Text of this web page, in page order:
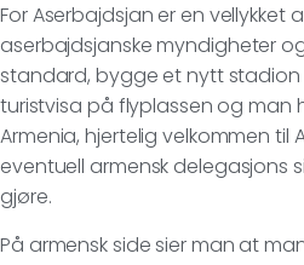
For Aserbajdsjan er en
aserbajdsjanske myndigheter
standard, bygge et nytt stadion
turistvisa på flyplassen og man
Armenia, hjertelig velkommen
eventuell armensk delegasjons
gjøre.
På armensk side sier man at